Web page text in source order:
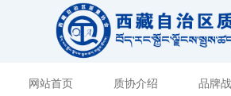
网站首页 质协介绍 品牌